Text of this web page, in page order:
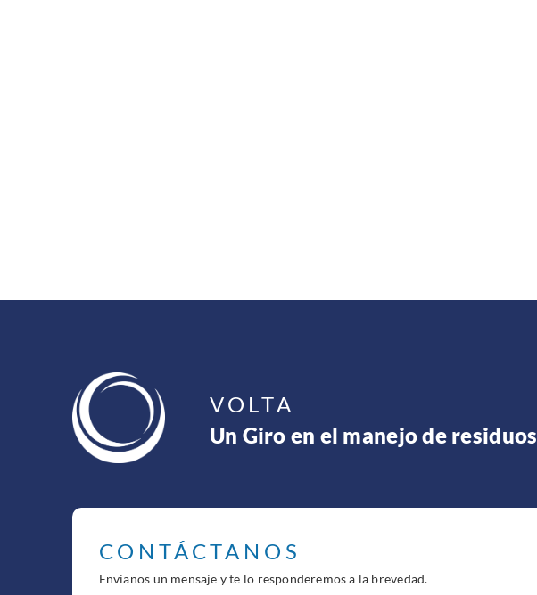
VOLTA
Un Giro en el manejo de residuos
CONTÁCTANOS
Envianos un mensaje y te lo responderemos a la brevedad.